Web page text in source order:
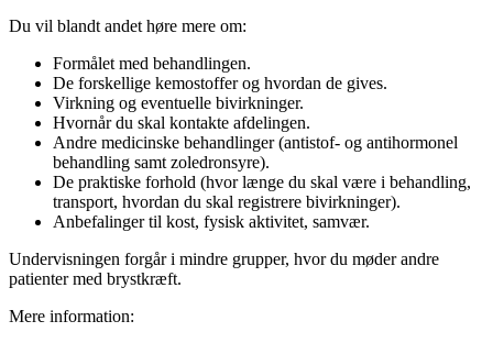
Du vil blandt andet høre mere om:
Formålet med behandlingen.
De forskellige kemostoffer og hvordan de gives.
Virkning og eventuelle bivirkninger.
Hvornår du skal kontakte afdelingen.
Andre medicinske behandlinger (antistof- og antihormonel
behandling samt zoledronsyre).
De praktiske forhold (hvor længe du skal være i behandling,
transport, hvordan du skal registrere bivirkninger).
Anbefalinger til kost, fysisk aktivitet, samvær.
Undervisningen forgår i mindre grupper, hvor du møder andre
patienter med brystkræft.
Mere information: